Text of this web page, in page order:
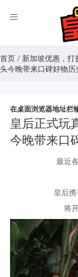
Toggle
首页 / 新加坡优惠，打
头今晚带来口碑好物历
在桌面浏览器地址栏
皇后正式玩
今晚带来口
最近
皇后
将